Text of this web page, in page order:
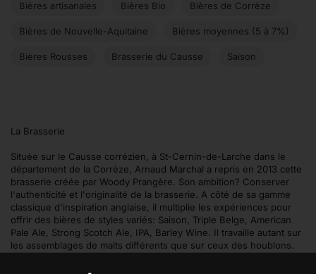
Bières artisanales Bières Bio Bières de Corrèze
Bières de Nouvelle-Aquitaine Bières moyennes (5 à 7%)
Bières Rousses Brasserie du Causse Saison
La Brasserie
Située sur le Causse corrézien, à St-Cernin-de-Larche dans le
département de la Corrèze, Arnaud Marchal a repris en 2013 cette
brasserie créée par Woody Prangère. Son ambition? Conserver
l'authenticité et l'originalité de la brasserie. A côté de sa gamme
classique d'inspiration anglaise, il multiplie les expériences pour
offrir des bières de styles variés: Saison, Triple Belge, American
Pale Ale, Strong Scotch Ale, IPA, Barley Wine. Il travaille autant sur
les assemblages de malts différents que sur ceux des houblons.
fleurs, il privilégie les ingrédients naturels et de préférence